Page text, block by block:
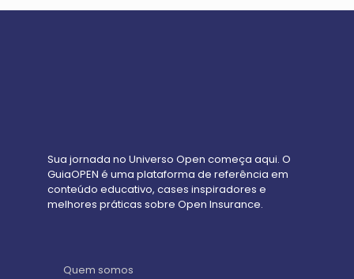
Sua jornada no Universo Open começa aqui. O
GuiaOPEN é uma plataforma de referência em
conteúdo educativo, cases inspiradores e
melhores práticas sobre Open Insurance.
Quem somos